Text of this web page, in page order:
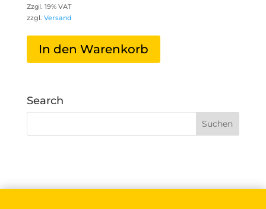
Zzgl. 19% VAT
zzgl. Versand
In den Warenkorb
Search